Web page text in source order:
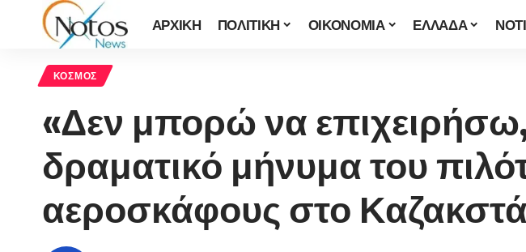
ΑΡΧΙΚΗ ΠΟΛΙΤΙΚΗ ΟΙΚΟΝΟΜΙΑ ΕΛΛΑΔΑ
ΚΟΣΜΟΣ
«Δεν μπορώ να επιχειρήσω,
δραματικό μήνυμα του
αεροσκάφους στο